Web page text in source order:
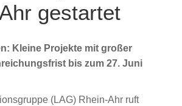
gestartet
Kleine Projekte mit großer
bis zum 27. Juni
(LAG) Rhein-Ahr ruft